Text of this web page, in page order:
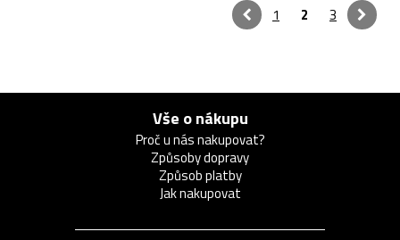
1 2 3
Vše o nákupu
Proč u nás nakupovat?
Způsoby dopravy
Způsob platby
Jak nakupovat